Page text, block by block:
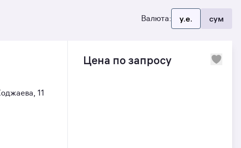
Валюта: y.e. сум
11
Цена по запросу